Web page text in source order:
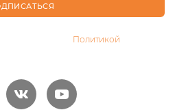
Политикой